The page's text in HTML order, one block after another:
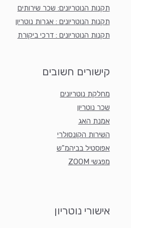
תקנות הנוטריונים: שכר שירותים
תקנות הנוטריונים : אגרות נוטריון
תקנות הנוטריונים : דרכי ביקורת
קישורים חשובים
מחלקת נוטריונים
שכר נוטריון
אמנת האג
השירות הקונסולרי
אפוסטיל בביהמ"ש
מפגשי ZOOM
אישורי נוטריון